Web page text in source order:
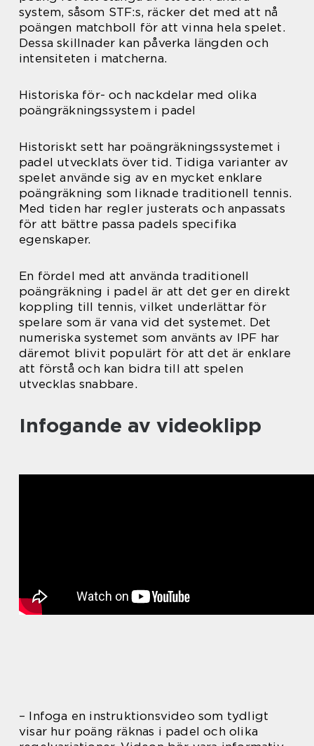
system, såsom STF:s, räcker det med att nå
poängen matchboll för att vinna hela spelet.
Dessa skillnader kan påverka längden och
intensiteten i matcherna.
Historiska för- och nackdelar med olika
poängräkningssystem i padel
Historiskt sett har poängräkningssystemet i
padel utvecklats över tid. Tidiga varianter av
spelet använde sig av en mycket enklare
poängräkning som liknade traditionell tennis.
Med tiden har regler justerats och anpassats
för att bättre passa padels specifika
egenskaper.
En fördel med att använda traditionell
poängräkning i padel är att det ger en direkt
koppling till tennis, vilket underlättar för
spelare som är vana vid det systemet. Det
numeriska systemet som använts av IPF har
däremot blivit populärt för att det är enklare
att förstå och kan bidra till att spelen
utvecklas snabbare.
Infogande av videoklipp
– Infoga en instruktionsvideo som tydligt
visar hur poäng räknas i padel och olika